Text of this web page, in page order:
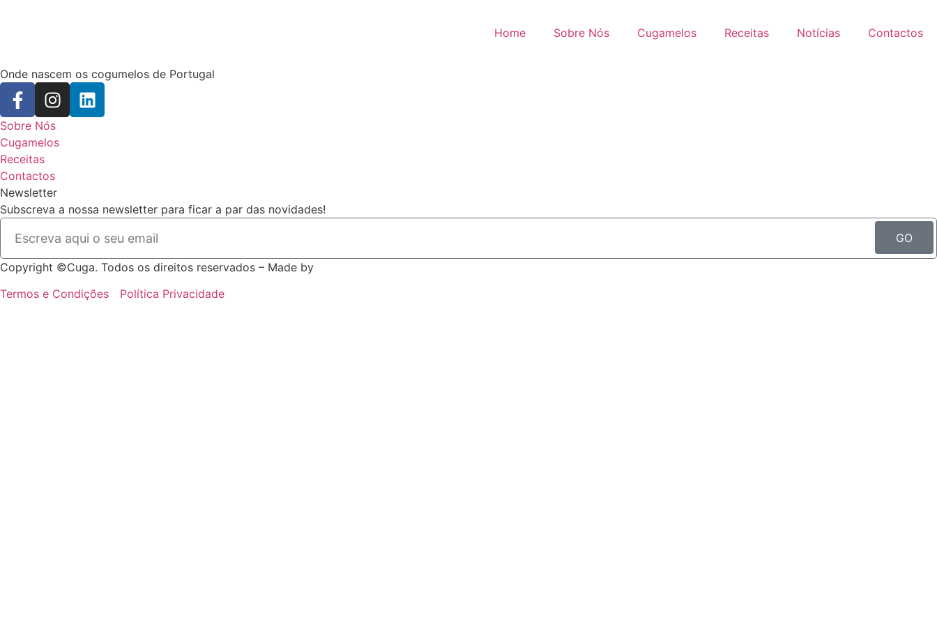
Home Sobre Nós Cugamelos Receitas Notícias Contactos
Onde nascem os cogumelos de Portugal
Sobre Nós
Cugamelos
Receitas
Contactos
Newsletter
Subscreva a nossa newsletter para ficar a par das novidades!
GO
Copyright ©Cuga. Todos os direitos reservados – Made by
Termos e Condições
Política Privacidade